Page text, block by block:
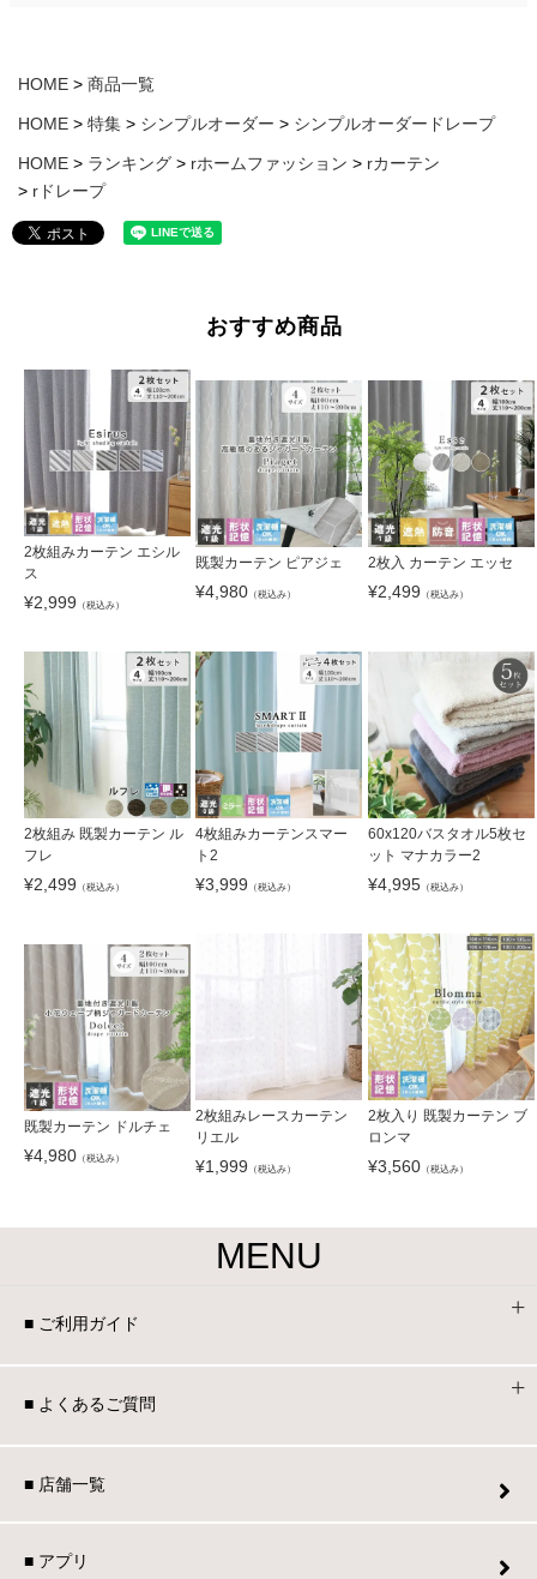
HOME 商品一覧
HOME 特集 シンプルオーダー シンプルオーダードレープ
HOME ランキング rホームファッション
rカーテン
rドレープ
おすすめ商品
2枚組みカーテン エシル
ス
¥2,999 （税込み）
既製カーテン ピアジェ
¥4,980 （税込み）
2枚入 カーテン エッセ
¥2,499 （税込み）
2枚組み 既製カーテン ル
フレ
¥2,499 （税込み）
4枚組みカーテンスマー
ト2
¥3,999 （税込み）
60x120バスタオル5枚セ
ット マナカラー2
¥4,995（税込み）
既製カーテン ドルチェ
¥4,980 （税込み）
2枚組みレースカーテン
リエル
¥1,999 （税込み）
2枚入り 既製カーテン ブ
ロンマ
¥3,560（税込み）
MENU
■ ご利用ガイド
■ よくあるご質問
■ 店舗一覧
■ アプリ